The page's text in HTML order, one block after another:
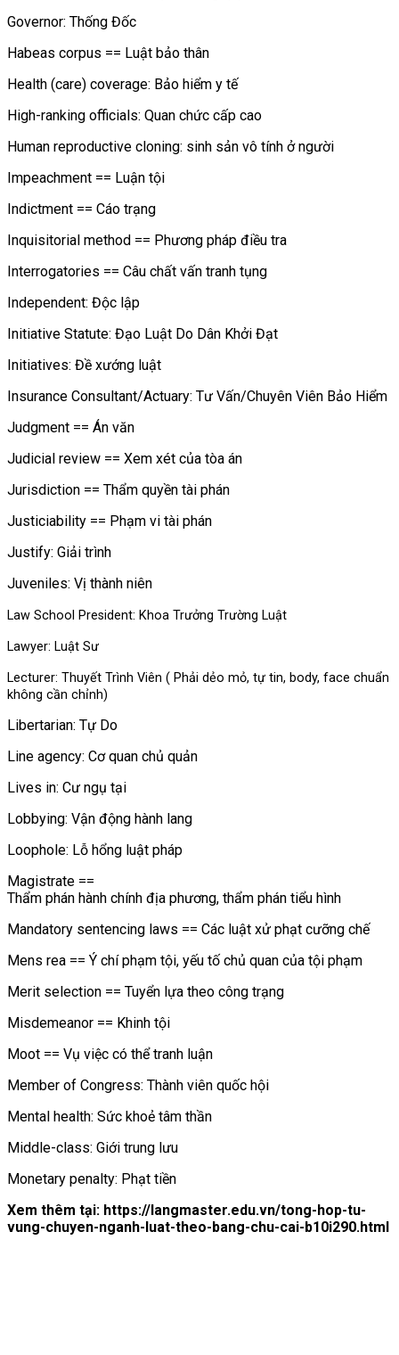
Governor: Thống Đốc
Habeas corpus == Luật bảo thân
Health (care) coverage: Bảo hiểm y tế
High-ranking officials: Quan chức cấp cao
Human reproductive cloning: sinh sản vô tính ở người
Impeachment == Luận tội
Indictment == Cáo trạng
Inquisitorial method == Phương pháp điều tra
Interrogatories == Câu chất vấn tranh tụng
Independent: Độc lập
Initiative Statute: Đạo Luật Do Dân Khởi Đạt
Initiatives: Đề xướng luật
Insurance Consultant/Actuary: Tư Vấn/Chuyên Viên Bảo Hiểm
Judgment == Án văn
Judicial review == Xem xét của tòa án
Jurisdiction == Thẩm quyền tài phán
Justiciability == Phạm vi tài phán
Justify: Giải trình
Juveniles: Vị thành niên
Law School President: Khoa Trưởng Trường Luật
Lawyer: Luật Sư
Lecturer: Thuyết Trình Viên ( Phải dẻo mỏ, tự tin, body, face chuẩn
không cần chỉnh)
Libertarian: Tự Do
Line agency: Cơ quan chủ quản
Lives in: Cư ngụ tại
Lobbying: Vận động hành lang
Loophole: Lỗ hổng luật pháp
Magistrate ==
Thẩm phán hành chính địa phương, thẩm phán tiểu hình
Mandatory sentencing laws == Các luật xử phạt cưỡng chế
Mens rea == Ý chí phạm tội, yếu tố chủ quan của tội phạm
Merit selection == Tuyển lựa theo công trạng
Misdemeanor == Khinh tội
Moot == Vụ việc có thể tranh luận
Member of Congress: Thành viên quốc hội
Mental health: Sức khoẻ tâm thần
Middle-class: Giới trung lưu
Monetary penalty: Phạt tiền
Xem thêm tại: https://langmaster.edu.vn/tong-hop-tu-
vung-chuyen-nganh-luat-theo-bang-chu-cai-b10i290.html